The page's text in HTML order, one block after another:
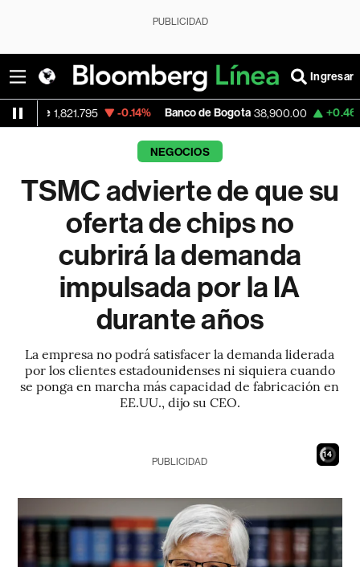
PUBLICIDAD
Ingresar
-0.14% Banco de Bogota 38,900.00 +0.46% Apple
NEGOCIOS
TSMC advierte de que su
oferta de chips no
cubrirá la demanda
impulsada por la IA
durante años
La empresa no podrá satisfacer la demanda liderada
por los clientes estadounidenses ni siquiera cuando
se ponga en marcha más capacidad de fabricación en
EE.UU., dijo su CEO.
13
PUBLICIDAD